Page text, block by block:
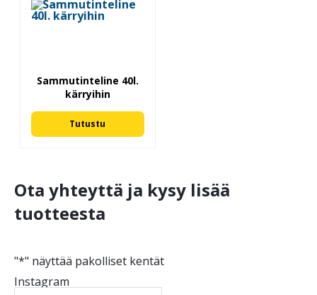
Sammutinteline 40l.
kärryihin
Tutustu
Ota yhteyttä ja kysy lisää
tuotteesta
"*" näyttää pakolliset kentät
Instagram